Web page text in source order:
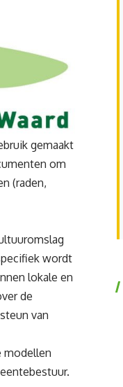
gemaakt
om
(raden,
wordt
lokale en
de
van
modellen